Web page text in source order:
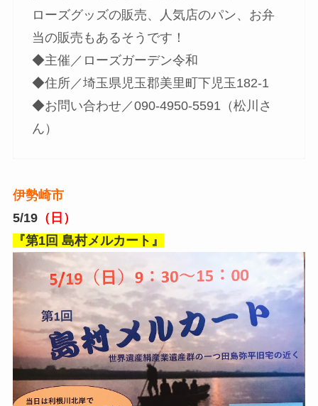
ローズグッズの販売、人気店のパン、お弁
当の販売もあるそうです！
◆主催／ローズガーデン令和
◆住所／埼玉県児玉郡美里町下児玉182-1
◆お問い合わせ／090-4950-5591（松川さ
ん）
伊勢崎市
5/19（日）
『第1回 島村メルカート』